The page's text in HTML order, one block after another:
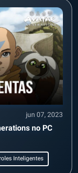
jun 07, 2023
no PC
Inteligentes